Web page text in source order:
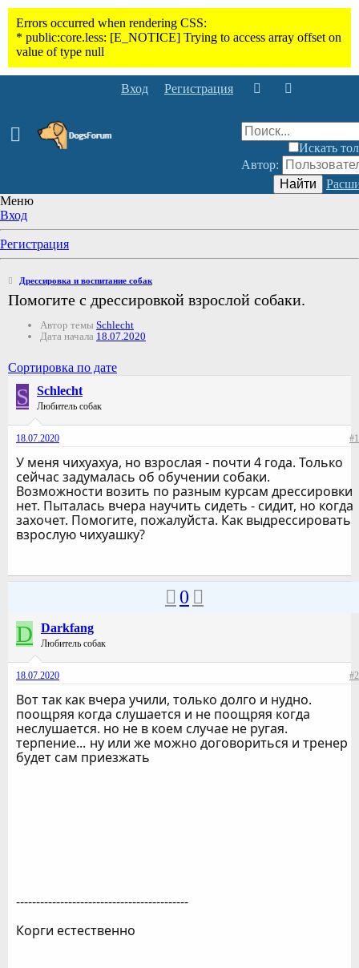
Вход Регистрация
Искать
Автор:
Найти
Меню
Вход
Регистрация
Дрессировка и воспитание собак
Помогите с дрессировкой взрослой собаки.
Автор темы Schlecht
Дата начала 18.07.2020
Сортировка по дате
S Schlecht
Любитель собак
18.07.2020 #1
У меня чихуахуа, но взрослая - почти 4 года. Только
сейчас задумалась об обучении собаки.
Возможности возить по разным курсам дрессировки
нет. Пыталась вчера научить сидеть - сидит, но когда
захочет. Помогите, пожалуйста. Как выдрессировать
взрослую чихуашку?
0
D Darkfang
Любитель собак
18.07.2020 #2
Вот так как вчера учили, только долго и нудно.
поощряя когда слушается и не поощряя когда
неслушается. но не в коем случае не ругая.
терпение... ну или же можно договориться и тренер
будет сам приезжать
-------------------------------------------
Корги естественно